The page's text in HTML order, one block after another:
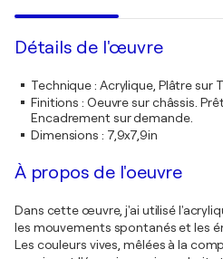
Détails de l'œuvre
Technique: Acrylique, Plâtre sur
Finitions : Oeuvre sur châssis.
Encadrement sur demande.
Dimensions : 7,9x7,9in
À propos de l'oeuvre
Dans cette œuvre, j'ai utilisé
les mouvements spontanés et les
Les couleurs vives, mêlées à la